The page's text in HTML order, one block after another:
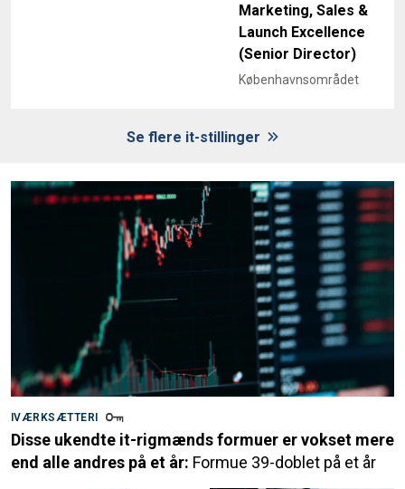
Marketing, Sales &
Launch Excellence
(Senior Director)
Københavnsområdet
Se flere it-stillinger
IVÆRKSÆTTERI
Disse ukendte it-rigmænds formuer er vokset mere
end alle andres på et år: Formue 39-doblet på et år